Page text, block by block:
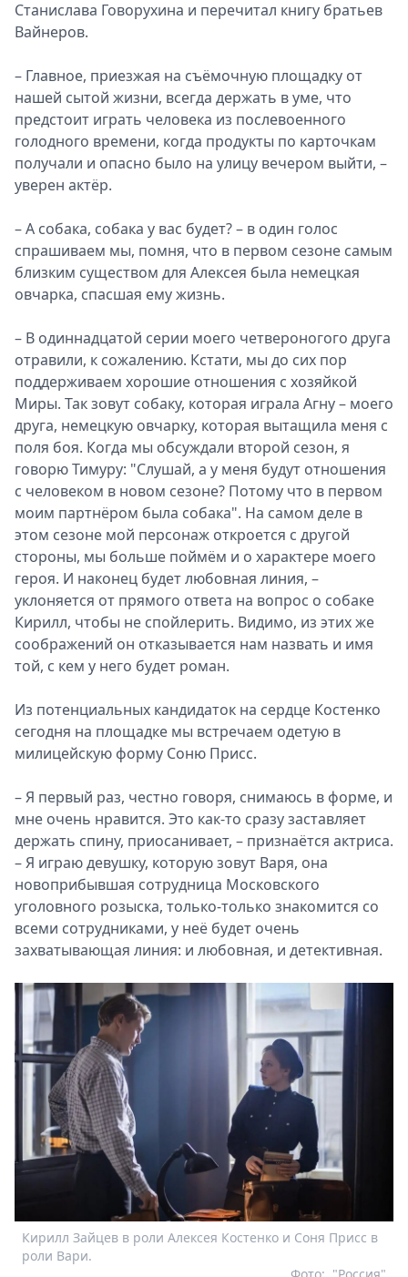
Станислава Говорухина и перечитал книгу братьев
Вайнеров.
– Главное, приезжая на съёмочную площадку от
нашей сытой жизни, всегда держать в уме, что
предстоит играть человека из послевоенного
голодного времени, когда продукты по карточкам
получали и опасно было на улицу вечером выйти, –
уверен актёр.
– А собака, собака у вас будет? – в один голос
спрашиваем мы, помня, что в первом сезоне самым
близким существом для Алексея была немецкая
овчарка, спасшая ему жизнь.
– В одиннадцатой серии моего четвероногого друга
отравили, к сожалению. Кстати, мы до сих пор
поддерживаем хорошие отношения с хозяйкой
Миры. Так зовут собаку, которая играла Агну – моего
друга, немецкую овчарку, которая вытащила меня с
поля боя. Когда мы обсуждали второй сезон, я
говорю Тимуру: "Слушай, а у меня будут отношения
с человеком в новом сезоне? Потому что в первом
моим партнёром была собака". На самом деле в
этом сезоне мой персонаж откроется с другой
стороны, мы больше поймём и о характере моего
героя. И наконец будет любовная линия, –
уклоняется от прямого ответа на вопрос о собаке
Кирилл, чтобы не спойлерить. Видимо, из этих же
соображений он отказывается нам назвать и имя
той, с кем у него будет роман.
Из потенциальных кандидаток на сердце Костенко
сегодня на площадке мы встречаем одетую в
милицейскую форму Соню Присс.
– Я первый раз, честно говоря, снимаюсь в форме, и
мне очень нравится. Это как-то сразу заставляет
держать спину, приосанивает, – признаётся актриса.
– Я играю девушку, которую зовут Варя, она
новоприбывшая сотрудница Московского
уголовного розыска, только-только знакомится со
всеми сотрудниками, у неё будет очень
захватывающая линия: и любовная, и детективная.
Кирилл Зайцев в роли Алексея Костенко и Соня Присс в
роли Вари.